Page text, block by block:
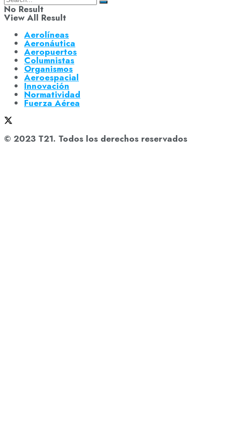
No Result
View All Result
Aerolíneas
Aeronáutica
Aeropuertos
Columnistas
Organismos
Aeroespacial
Innovación
Normatividad
Fuerza Aérea
© 2023 T21. Todos los derechos reservados